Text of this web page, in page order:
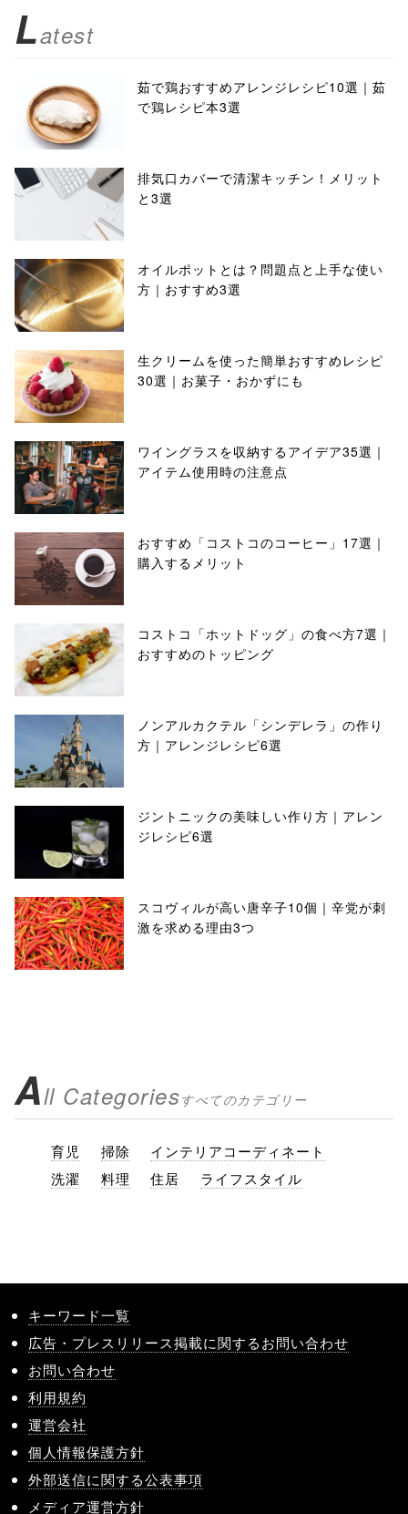
Latest
茹で鶏おすすめアレンジレシピ10選｜茹
で鶏レシピ本3選
排気口カバーで清潔キッチン！メリット
と3選
オイルポットとは？問題点と上手な使い
方｜おすすめ3選
生クリームを使った簡単おすすめレシピ
30選｜お菓子・おかずにも
ワイングラスを収納するアイデア35選｜
アイテム使用時の注意点
おすすめ「コストコのコーヒー」17選｜
購入するメリット
コストコ「ホットドッグ」の食べ方7選｜
おすすめのトッピング
ノンアルカクテル「シンデレラ」の作り
方｜アレンジレシピ6選
ジントニックの美味しい作り方｜アレン
ジレシピ6選
スコヴィルが高い唐辛子10個｜辛党が刺
激を求める理由3つ
All Categoriesすべてのカテゴリー
育児 掃除
インテリアコーディネート
洗濯
料理 住居 ライフスタイル
キーワード一覧
広告・プレスリリース掲載に関するお問い合わせ
お問い合わせ
利用規約
運営会社
個人情報保護方針
外部送信に関する公表事項
メディア運営方針